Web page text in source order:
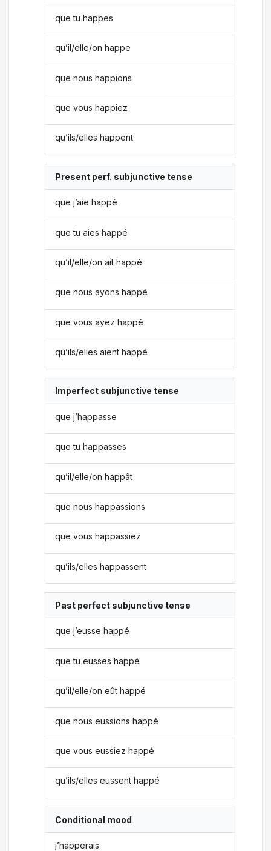
que tu happes
qu’il/elle/on happe
que nous happions
que vous happiez
qu’ils/elles happent
Present perf. subjunctive tense
que j’aie happé
que tu aies happé
qu’il/elle/on ait happé
que nous ayons happé
que vous ayez happé
qu’ils/elles aient happé
Imperfect subjunctive tense
que j’happasse
que tu happasses
qu’il/elle/on happât
que nous happassions
que vous happassiez
qu’ils/elles happassent
Past perfect subjunctive tense
que j’eusse happé
que tu eusses happé
qu’il/elle/on eût happé
que nous eussions happé
que vous eussiez happé
qu’ils/elles eussent happé
Conditional mood
j’happerais